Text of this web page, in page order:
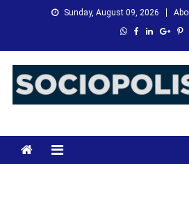
Sunday, August 09, 2026